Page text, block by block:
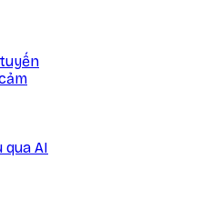
AI